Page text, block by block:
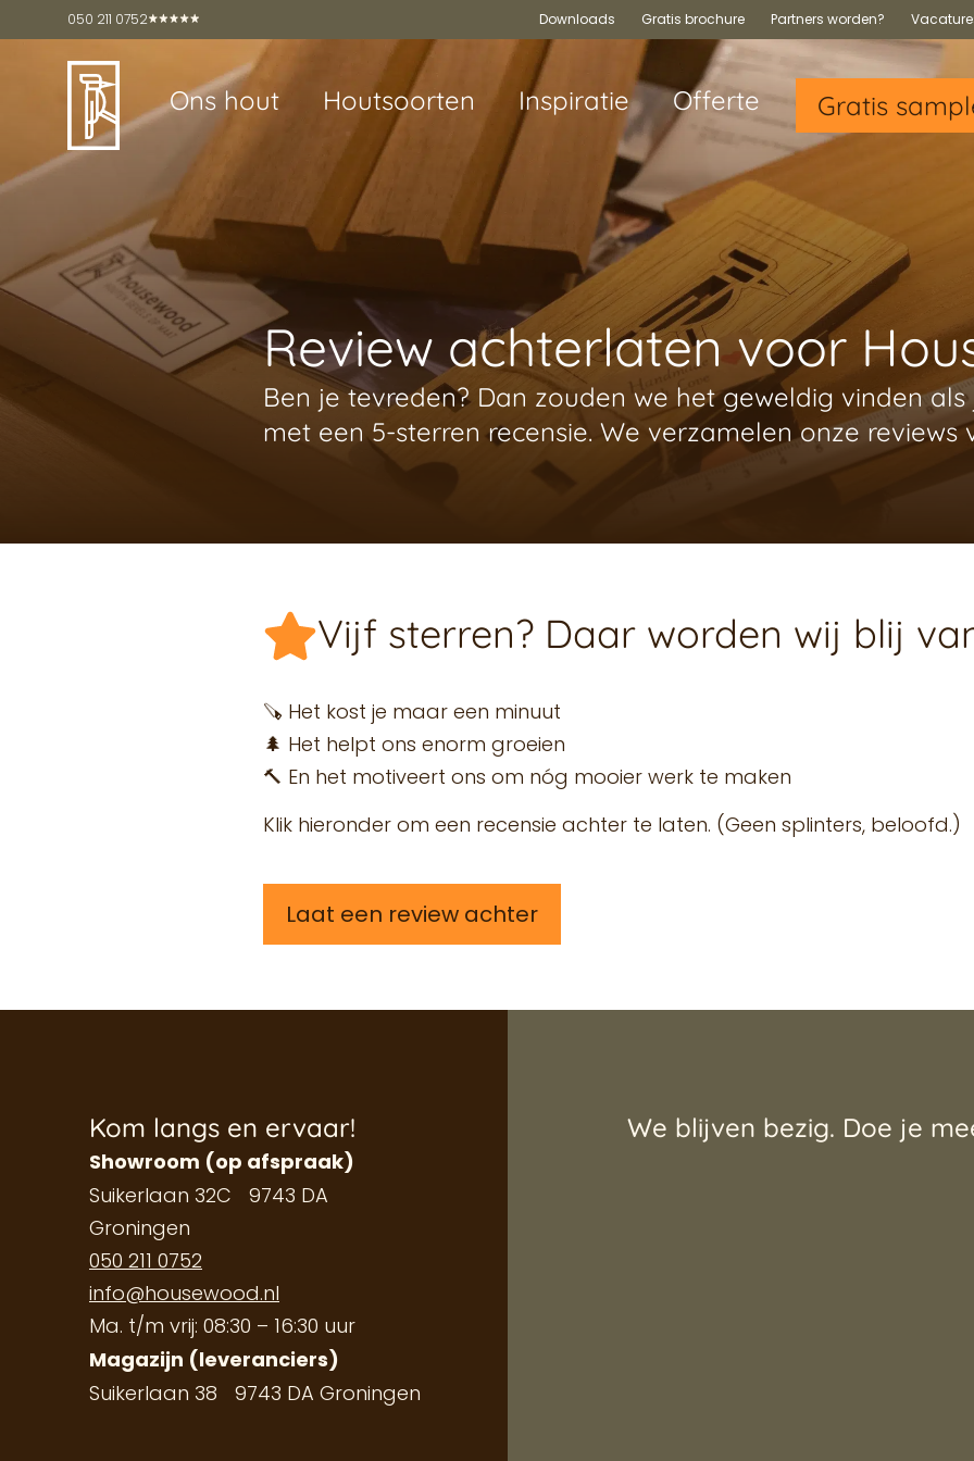
050 211 0752 Downloads Gratis brochure Partners worden?
Ons hout Houtsoorten Inspiratie Offerte Gratis
Review achterlaten voor
Ben je tevreden? Dan zouden we het geweldig vinden
met een 5-sterren recensie. We verzamelen onze reviews
Vijf sterren? Daar worden wij blij
🪚 Het kost je maar een minuut
🌲 Het helpt ons enorm groeien
🔨 En het motiveert ons om nóg mooier werk te maken
Klik hieronder om een recensie achter te laten. (Geen splinters, beloofd.)
Laat een review achter
Kom langs en ervaar!
Showroom (op afspraak)
Suikerlaan 32C 9743 DA
Groningen
050 211 0752
info@housewood.nl
Ma. t/m vrij: 08:30 – 16:30 uur
Magazijn (leveranciers)
Suikerlaan 38 9743 DA Groningen
We blijven bezig. Doe je